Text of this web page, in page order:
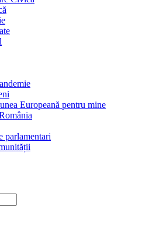
Europeană pentru mine
parlamentari